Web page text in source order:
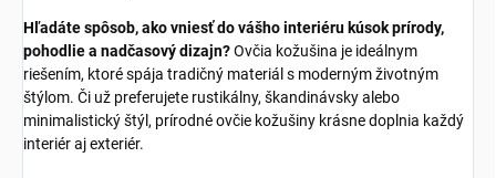
Hľadáte spôsob, ako vniesť do vášho interiéru kúsok prírody,
pohodlie a nadčasový dizajn?Ovčia kožušina je ideálnym
riešením, ktoré spája tradičný materiál s moderným životným
štýlom. Či už preferujete rustikálny, škandinávsky alebo
minimalistický štýl, prírodné ovčie kožušiny krásne doplnia každý
interiér aj exteriér.